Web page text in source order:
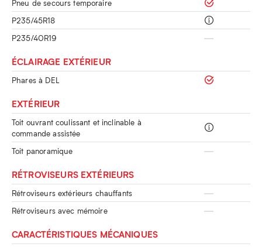
Pneu de secours temporaire
P235/45R18
P235/40R19
ÉCLAIRAGE EXTÉRIEUR
Phares à DEL
EXTÉRIEUR
Toit ouvrant coulissant et inclinable à
commande assistée
Toit panoramique
RÉTROVISEURS EXTÉRIEURS
Rétroviseurs extérieurs chauffants
Rétroviseurs avec mémoire
CARACTÉRISTIQUES MÉCANIQUES